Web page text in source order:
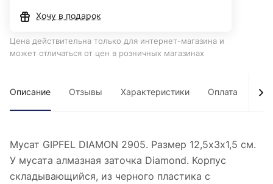
Хочу в подарок
Цена действительна только для интернет-магазина и
может отличаться от цен в розничных магазинах
Описание Отзывы Характеристики Оплата
Мусат GIPFEL DIAMON 2905. Размер 12,5х3х1,5 см.
У мусата алмазная заточка Diamond. Корпус
складывающийся, из черного пластика с